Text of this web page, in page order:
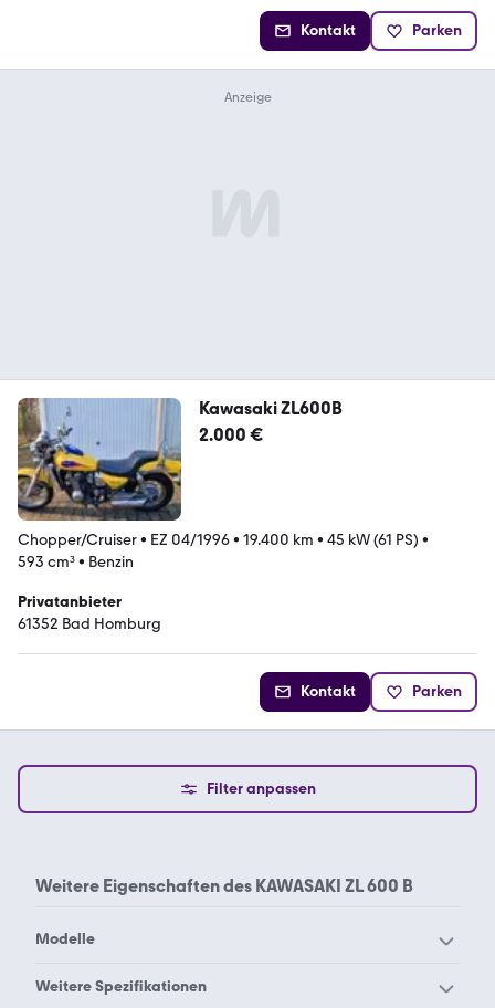
Kontakt Parken
Kawasaki ZL600B
2.000 €
Chopper/Cruiser• EZ 04/1996• 19.400 km • 45 kW (61 PS) •
593 cm³• Benzin
Privatanbieter
61352 Bad Homburg
Kontakt Parken
Filter anpassen
Weitere Eigenschaften des KAWASAKI ZL 600 B
Modelle
Kawasaki Brute Force 750
Weitere Spezifikationen